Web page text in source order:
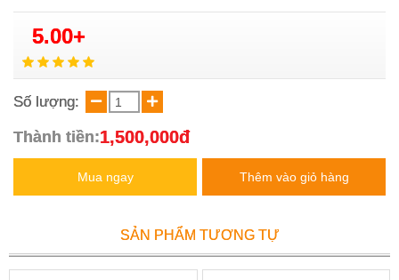
5.00+
Số lượng:
Thành tiền:1,500,000đ
Mua ngay Thêm vào giỏ hàng
SẢN PHẨM TƯƠNG TỰ